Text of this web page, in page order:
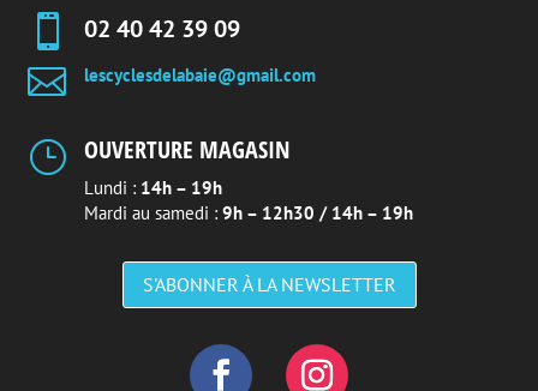
 02 40 42 39 09
 lescyclesdelabaie@gmail.com
} OUVERTURE MAGASIN
Lundi : 14h – 19h
Mardi au samedi : 9h – 12h30 / 14h – 19h
S'ABONNER À LA NEWSLETTER